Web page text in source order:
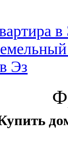
в
Эз